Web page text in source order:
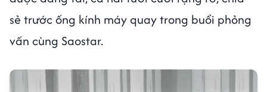
sẻ trước ống kính máy quay trong buổi phỏng
vấn cùng Saostar.